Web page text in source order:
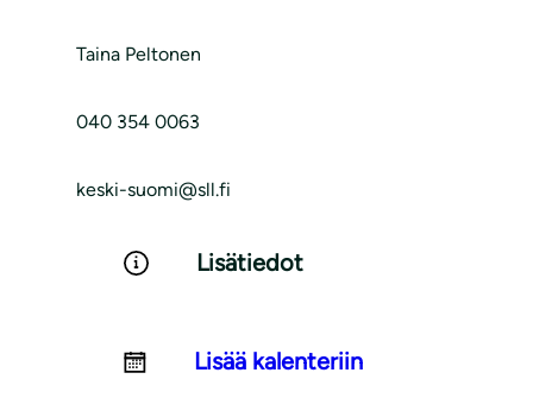
Taina Peltonen
040 354 0063
keski-suomi@sll.fi
Lisätiedot
Lisää kalenteriin